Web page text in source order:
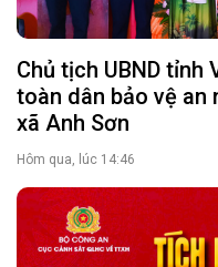
Chủ tịch UBND tỉnh
toàn dân bảo vệ an
xã Anh Sơn
Hôm qua, lúc 14:46